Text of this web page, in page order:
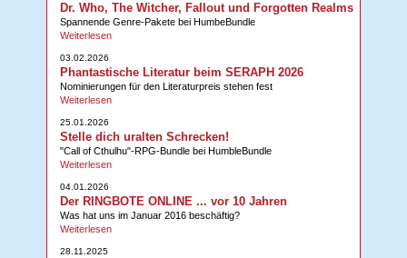
Dr. Who, The Witcher, Fallout und Forgotten Realms
Spannende Genre-Pakete bei HumbeBundle
Weiterlesen
03.02.2026
Phantastische Literatur beim SERAPH 2026
Nominierungen für den Literaturpreis stehen fest
Weiterlesen
25.01.2026
Stelle dich uralten Schrecken!
"Call of Cthulhu"-RPG-Bundle bei HumbleBundle
Weiterlesen
04.01.2026
Der RINGBOTE ONLINE ... vor 10 Jahren
Was hat uns im Januar 2016 beschäftig?
Weiterlesen
28.11.2025